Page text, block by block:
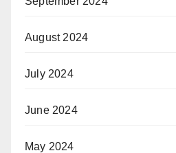
August 2024
July 2024
June 2024
May 2024